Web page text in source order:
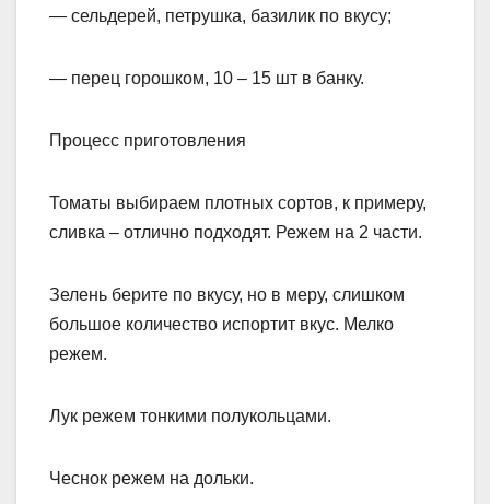
— сельдерей, петрушка, базилик по вкусу;
— перец горошком, 10 – 15 шт в банку.
Процесс приготовления
Томаты выбираем плотных сортов, к примеру,
сливка – отлично подходят. Режем на 2 части.
Зелень берите по вкусу, но в меру, слишком
большое количество испортит вкус. Мелко
режем.
Лук режем тонкими полукольцами.
Чеснок режем на дольки.